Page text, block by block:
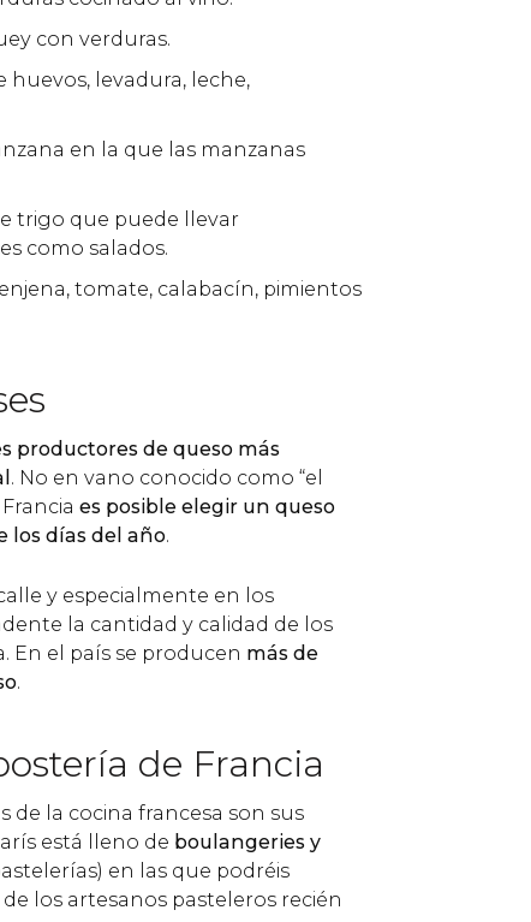
con verduras.
huevos, levadura, leche,
en la que las manzanas
trigo que puede llevar
como salados.
tomate, calabacín, pimientos
productores de queso más
. No en vano conocido como “el
es posible elegir un queso
los días del año.
y especialmente en los
la cantidad y calidad de los
En el país se producen más de
.
de Francia
de la cocina francesa son sus
está lleno de boulangeries y
en las que podréis
los artesanos pasteleros recién